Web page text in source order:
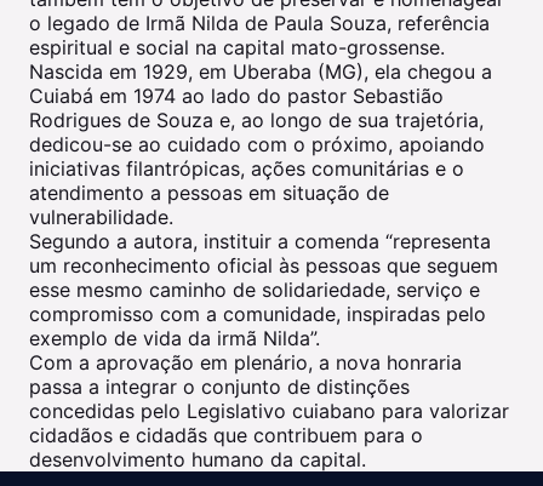
o legado de Irmã Nilda de Paula Souza, referência
espiritual e social na capital mato-grossense.
Nascida em 1929, em Uberaba (MG), ela chegou a
Cuiabá em 1974 ao lado do pastor Sebastião
Rodrigues de Souza e, ao longo de sua trajetória,
dedicou-se ao cuidado com o próximo, apoiando
iniciativas filantrópicas, ações comunitárias e o
atendimento a pessoas em situação de
vulnerabilidade.
Segundo a autora, instituir a comenda “representa
um reconhecimento oficial às pessoas que seguem
esse mesmo caminho de solidariedade, serviço e
compromisso com a comunidade, inspiradas pelo
exemplo de vida da irmã Nilda”.
Com a aprovação em plenário, a nova honraria
passa a integrar o conjunto de distinções
concedidas pelo Legislativo cuiabano para valorizar
cidadãos e cidadãs que contribuem para o
desenvolvimento humano da capital.